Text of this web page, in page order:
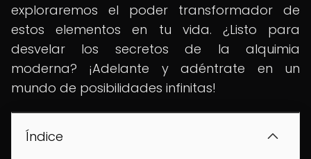
exploraremos el poder transformador de
estos elementos en tu vida. ¿Listo para
desvelar los secretos de la alquimia
moderna? ¡Adelante y adéntrate en un
mundo de posibilidades infinitas!
Índice